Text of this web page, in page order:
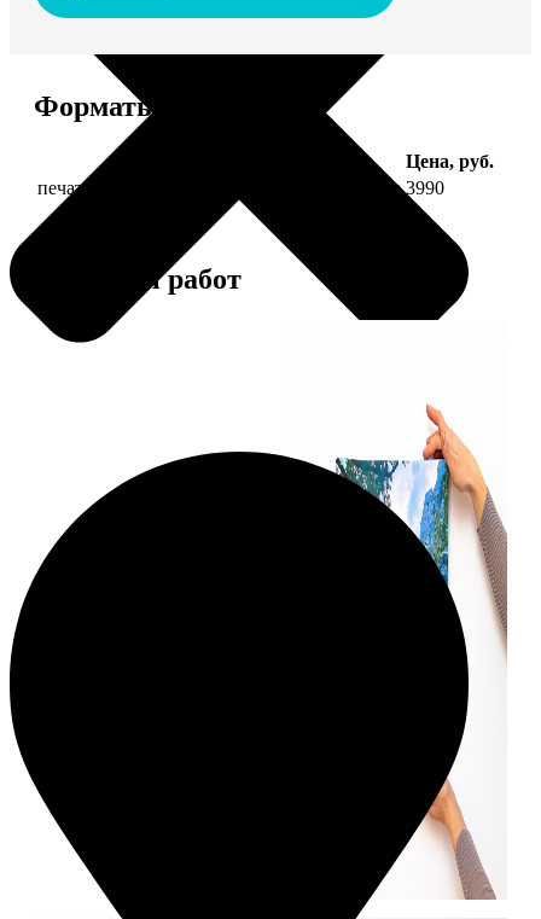
Форматы и цены
Цена, руб.
печать фото на холсте 40х40 на подрамнике 3990
Примеры работ